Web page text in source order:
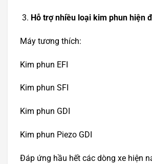
Hỗ trợ nhiều loại kim phun hiện
Máy tương thích:
Kim phun EFI
Kim phun SFI
Kim phun GDI
Kim phun Piezo GDI
Đáp ứng hầu hết các dòng xe hiện